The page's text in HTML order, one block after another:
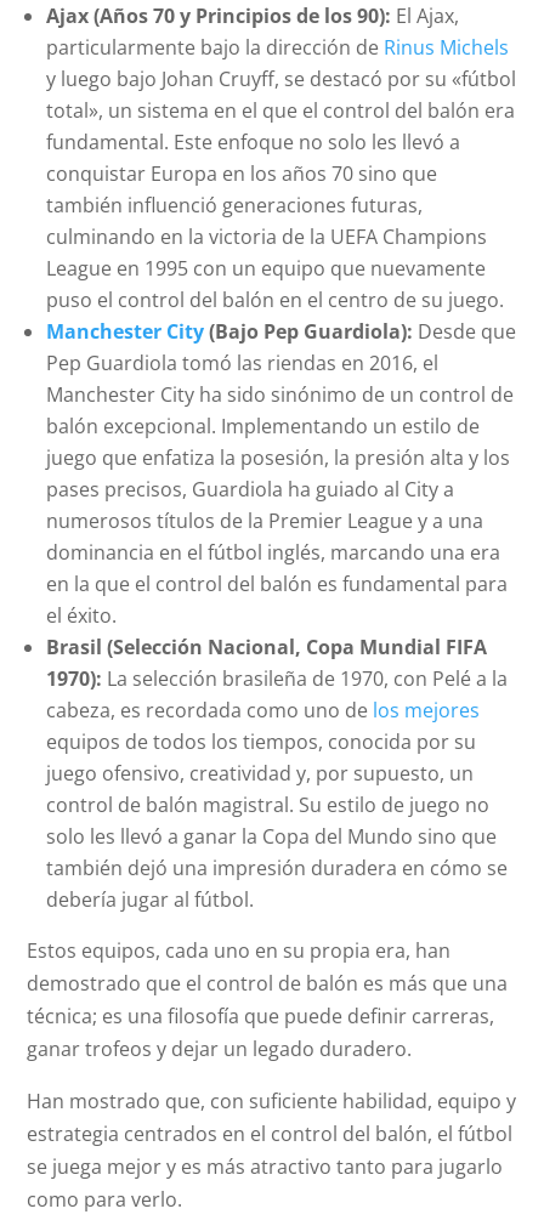
Ajax (Años 70 y Principios de los 90): El Ajax,
particularmente bajo la dirección de Rinus Michels
y luego bajo Johan Cruyff, se destacó por su «fútbol
total», un sistema en el que el control del balón era
fundamental. Este enfoque no solo les llevó a
conquistar Europa en los años 70 sino que
también influenció generaciones futuras,
culminando en la victoria de la UEFA Champions
League en 1995 con un equipo que nuevamente
puso el control del balón en el centro de su juego.
Manchester City(Bajo Pep Guardiola): Desde que
Pep Guardiola tomó las riendas en 2016, el
Manchester City ha sido sinónimo de un control de
balón excepcional. Implementando un estilo de
juego que enfatiza la posesión, la presión alta y los
pases precisos, Guardiola ha guiado al City a
numerosos títulos de la Premier League y a una
dominancia en el fútbol inglés, marcando una era
en la que el control del balón es fundamental para
el éxito.
Brasil (Selección Nacional, Copa Mundial FIFA
1970): La selección brasileña de 1970, con Pelé a la
cabeza, es recordada como uno de los mejores
equipos de todos los tiempos, conocida por su
juego ofensivo, creatividad y, por supuesto, un
control de balón magistral. Su estilo de juego no
solo les llevó a ganar la Copa del Mundo sino que
también dejó una impresión duradera en cómo se
debería jugar al fútbol.
Estos equipos, cada uno en su propia era, han
demostrado que el control de balón es más que una
técnica; es una filosofía que puede definir carreras,
ganar trofeos y dejar un legado duradero.
Han mostrado que, con suficiente habilidad, equipo y
estrategia centrados en el control del balón, el fútbol
se juega mejor y es más atractivo tanto para jugarlo
como para verlo.